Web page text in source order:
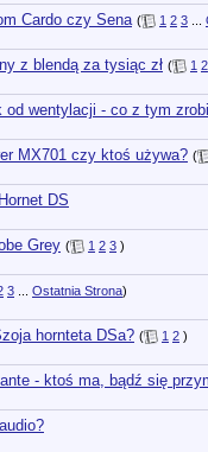
Cardo czy Sena ( 1 2 3
z blendą za tysiąc zł ( 1 2
od wentylacji - co z tym
MX701 czy ktoś używa? (
DS
Grey ( 1 2 3 )
3 Ostatnia Strona)
hornteta DSa? ( 1 2 )
- ktoś ma, bądź się